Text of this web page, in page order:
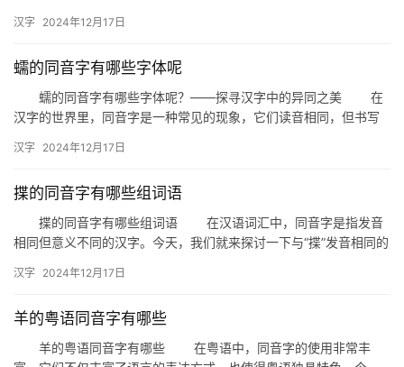
一…
汉字 2024年12月17日
蠕的同音字有哪些字体呢
蠕的同音字有哪些字体呢？——探寻汉字中的异同之美 在
汉字的世界里，同音字是一种常见的现象，它们读音相同，但书写
字…
汉字 2024年12月17日
揲的同音字有哪些组词语
揲的同音字有哪些组词语 在汉语词汇中，同音字是指发音
相同但意义不同的汉字。今天，我们就来探讨一下与“揲”发音相同的
汉字 2024年12月17日
羊的粤语同音字有哪些
羊的粤语同音字有哪些 在粤语中，同音字的使用非常丰